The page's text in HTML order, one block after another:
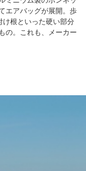
エアバッグが展開。歩
け根といった硬い部分
の。これも、メーカー